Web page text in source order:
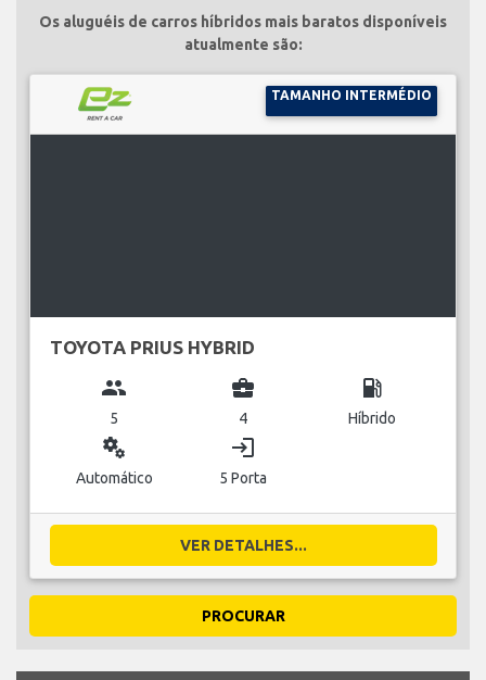
Os aluguéis de carros híbridos mais baratos disponíveis
atualmente são:
TAMANHO INTERMÉDIO
TOYOTA PRIUS HYBRID
group
5
business_center
4
local_gas_station
Híbrido
miscellaneous_services
Automático
login
5 Porta
VER DETALHES...
PROCURAR